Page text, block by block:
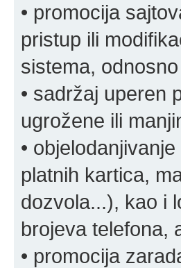
• promocija
pristup ili
sistema,
• sadržaj uperen
ugrožene ili
•
platnih kartica,
dozvola...), kao i
brojeva telefona,
• promocija